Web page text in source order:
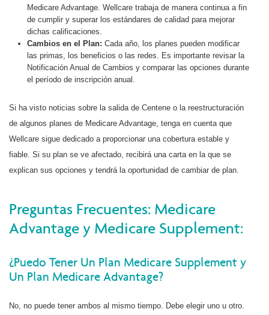
Medicare Advantage. Wellcare trabaja de manera continua a fin
de cumplir y superar los estándares de calidad para mejorar
dichas calificaciones.
Cambios en el Plan: Cada año, los planes pueden modificar
las primas, los beneficios o las redes. Es importante revisar la
Notificación Anual de Cambios y comparar las opciones durante
el período de inscripción anual.
Si ha visto noticias sobre la salida de Centene o la reestructuración
de algunos planes de Medicare Advantage, tenga en cuenta que
Wellcare sigue dedicado a proporcionar una cobertura estable y
fiable. Si su plan se ve afectado, recibirá una carta en la que se
explican sus opciones y tendrá la oportunidad de cambiar de plan.
Preguntas Frecuentes: Medicare
Advantage y Medicare Supplement:
¿Puedo Tener Un Plan Medicare Supplement y
Un Plan Medicare Advantage?
No, no puede tener ambos al mismo tiempo. Debe elegir uno u otro.